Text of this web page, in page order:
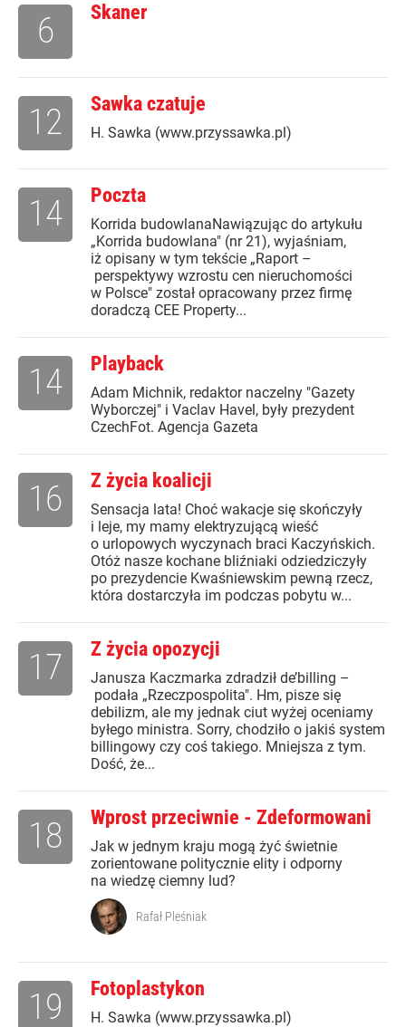
Skaner
6
Sawka czatuje
H. Sawka (www.przyssawka.pl)
12
Poczta
Korrida budowlanaNawiązując do artykułu
„Korrida budowlana" (nr 21), wyjaśniam,
iż opisany w tym tekście „Raport –
perspektywy wzrostu cen nieruchomości
w Polsce" został opracowany przez firmę
doradczą CEE Property...
14
Playback
Adam Michnik, redaktor naczelny "Gazety
Wyborczej" i Vaclav Havel, były prezydent
CzechFot. Agencja Gazeta
14
Z życia koalicji
Sensacja lata! Choć wakacje się skończyły
i leje, my mamy elektryzującą wieść
o urlopowych wyczynach braci Kaczyńskich.
Otóż nasze kochane bliźniaki odziedziczyły
po prezydencie Kwaśniewskim pewną rzecz,
która dostarczyła im podczas pobytu w...
16
Z życia opozycji
Janusza Kaczmarka zdradził de’billing –
podała „Rzeczpospolita". Hm, pisze się
debilizm, ale my jednak ciut wyżej oceniamy
byłego ministra. Sorry, chodziło o jakiś system
billingowy czy coś takiego. Mniejsza z tym.
Dość, że...
17
Wprost przeciwnie - Zdeformowani
Jak w jednym kraju mogą żyć świetnie
zorientowane politycznie elity i odporny
na wiedzę ciemny lud?
18
Rafał Pleśniak
Fotoplastykon
H. Sawka (www.przyssawka.pl)
19